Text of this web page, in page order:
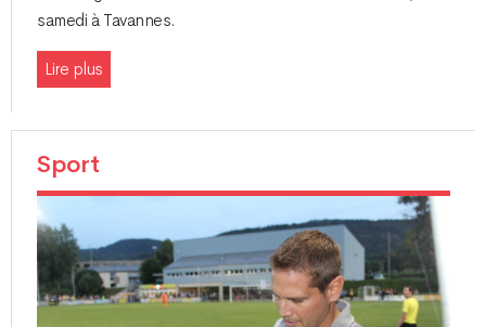
samedi à Tavannes.
Lire plus
Sport